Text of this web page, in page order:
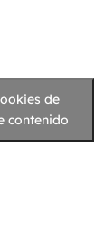
de
contenido